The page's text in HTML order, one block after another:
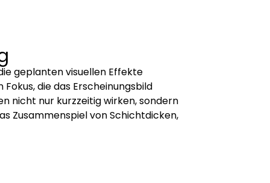
geplanten visuellen Effekte
die das Erscheinungsbild
nicht nur kurzzeitig wirken, sondern
Zusammenspiel von Schichtdicken,